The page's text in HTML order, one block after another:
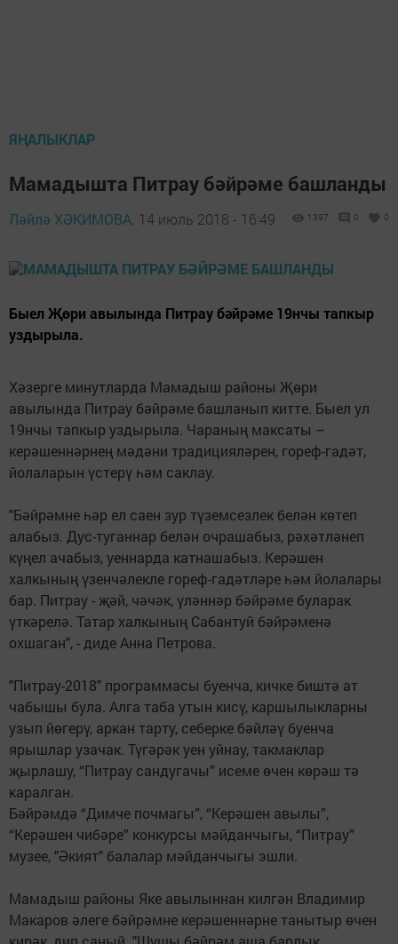
ЯҢАЛЫКЛАР
Мамадышта Питрау бәйрәме башланды
Ләйлә ХӘКИМОВА, 14 июль 2018 - 16:49 1397 0 0
Быел Җөри авылында Питрау бәйрәме 19нчы тапкыр
уздырыла.
Хәзерге минутларда Мамадыш районы Җөри
авылында Питрау бәйрәме башланып китте. Быел ул
19нчы тапкыр уздырыла. Чараның максаты –
керәшеннәрнең мәдәни традицияләрен, гореф-гадәт,
йолаларын үстерү һәм саклау.
"Бәйрәмне һәр ел саен зур түземсезлек белән көтеп
алабыз. Дус-туганнар белән очрашабыз, рәхәтләнеп
күңел ачабыз, уеннарда катнашабыз. Керәшен
халкының үзенчәлекле гореф-гадәтләре һәм йолалары
бар. Питрау - җәй, чәчәк, үләннәр бәйрәме буларак
үткәрелә. Татар халкының Сабантуй бәйрәменә
охшаган", - диде Анна Петрова.
"Питрау-2018" программасы буенча, кичке биштә ат
чабышы була. Алга таба утын кисү, каршылыкларны
узып йөгерү, аркан тарту, себерке бәйләү буенча
ярышлар узачак. Түгәрәк уен уйнау, такмаклар
җырлашу, “Питрау сандугачы” исеме өчен көрәш тә
каралган.
Бәйрәмдә “Димче почмагы”, “Керәшен авылы”,
“Керәшен чибәре” конкурсы мәйданчыгы, “Питрау”
музее, "Әкият" балалар мәйданчыгы эшли.
Мамадыш районы Яке авылыннан килгән Владимир
Макаров әлеге бәйрәмне керәшеннәрне танытыр өчен